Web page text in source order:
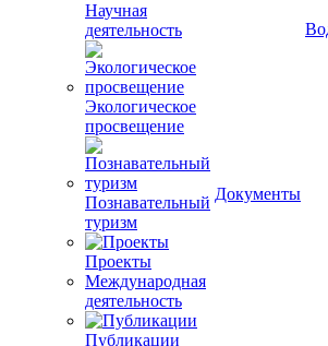
Научная
деятельность
Экологическое
просвещение
Познавательный
туризм
Проекты
Международная
деятельность
Публикации
Документы